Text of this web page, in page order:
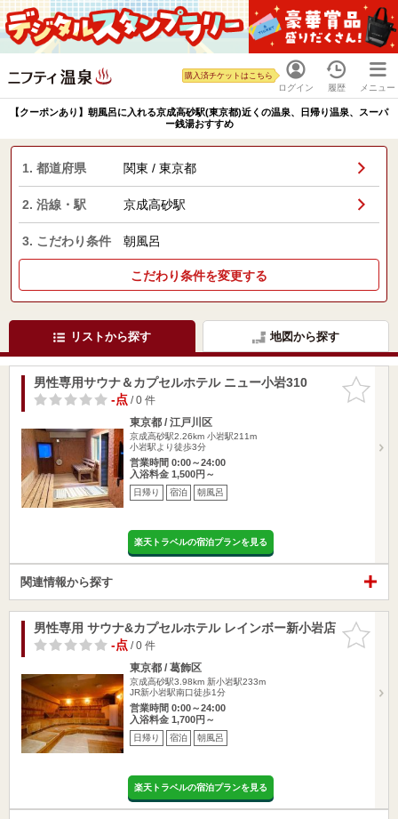
ログイン
購入済チケットはこちら
履歴 メニュー
【クーポンあり】朝風呂に入れる京成高砂駅(東京都)近くの温泉、日帰り温泉、スーパ
ー銭湯おすすめ
1. 都道府県 関東 / 東京都
2. 沿線・駅 京成高砂駅
3. こだわり条件 朝風呂
こだわり条件を変更する
リストから探す 地図から探す
お気に入
りに追加
男性専用サウナ＆カプセルホテル ニュー小岩310
-点/ 0 件
東京都 / 江戸川区
京成高砂駅2.26km 小岩駅211m
小岩駅より徒歩3分
営業時間 0:00～24:00
入浴料金 1,500円～
日帰り 宿泊 朝風呂
楽天トラベルの宿泊プランを見る
関連情報から探す
お気に入
りに追加
男性専用 サウナ&カプセルホテル レインボー新小岩店
-点/ 0 件
東京都 / 葛飾区
京成高砂駅3.98km 新小岩駅233m
JR新小岩駅南口徒歩1分
営業時間 0:00～24:00
入浴料金 1,700円～
日帰り 宿泊 朝風呂
楽天トラベルの宿泊プランを見る